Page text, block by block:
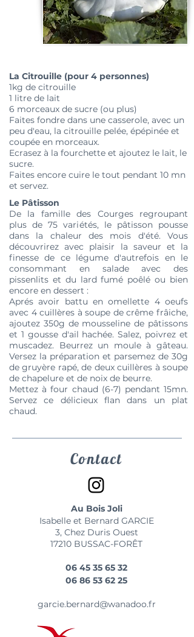
La Citrouille (pour 4 personnes)
1kg de citrouille
1 litre de lait
6 morceaux de sucre (ou plus)
Faites fondre dans une casserole, avec un
peu d'eau, la citrouille pelée, épépinée et
coupée en morceaux.
Ecrasez à la fourchette et ajoutez le lait, le
sucre.
Faites encore cuire le tout pendant 10 mn
et servez.
Le Pâtisson
De la famille des Courges regroupant
plus de 75 variétés, le pâtisson pousse
dans la chaleur des mois d'été. Vous
découvrirez avec plaisir la saveur et la
finesse de ce légume d'autrefois en le
consommant en salade avec des
pissenlits et du lard fumé poêlé ou bien
encore en dessert :
Aprés avoir battu en omellette 4 oeufs
avec 4 cuillères à soupe de crême frâiche,
ajoutez 350g de mousseline de pâtissons
et 1 gousse d'ail hachée. Salez, poivrez et
muscadez. Beurrez un moule à gâteau.
Versez la préparation et parsemez de 30g
de gruyère rapé, de deux cuillères à soupe
de chapelure et de noix de beurre.
Mettez à four chaud (6-7) pendant 15mn.
Servez ce délicieux flan dans un plat
chaud.
Contact
Au Bois Joli
Isabelle et Bernard GARCIE
3, Chez Duris Ouest
17210 BUSSAC-FORÊT
06 45 35 65 32
06 86 53 62 25
garcie.bernard@wanadoo.fr